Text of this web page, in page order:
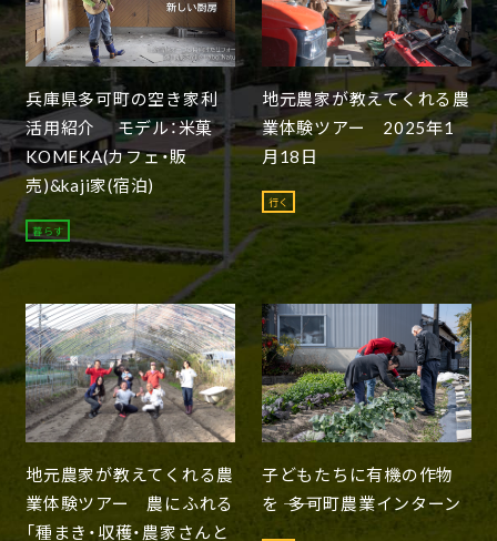
兵庫県多可町の空き家利
活用紹介 モデル：米菓
KOMEKA(カフェ・販
売)&kaji家(宿泊)
暮らす
地元農家が教えてくれる農
業体験ツアー 2025年1
月18日
行く
地元農家が教えてくれる農
業体験ツアー 農にふれる
「種まき・収穫・農家さんと
子どもたちに有機の作物
を ―― 多可町農業インターン